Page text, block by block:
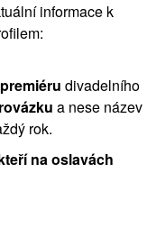
informace k
premiéru divadelního
a nese název
rok.
na oslavách